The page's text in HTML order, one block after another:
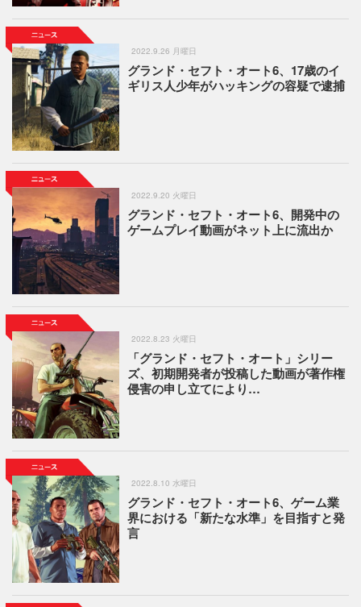
2022.9.26 月曜日
グランド・セフト・オート6、17歳のイ
ギリス人少年がハッキングの容疑で逮捕
2022.9.20 火曜日
グランド・セフト・オート6、開発中の
ゲームプレイ動画がネット上に流出か
2022.8.23 火曜日
「グランド・セフト・オート」シリー
ズ、初期開発者が投稿した動画が著作権
侵害の申し立てにより…
2022.8.10 水曜日
グランド・セフト・オート6、ゲーム業
界における「新たな水準」を目指すと発
言